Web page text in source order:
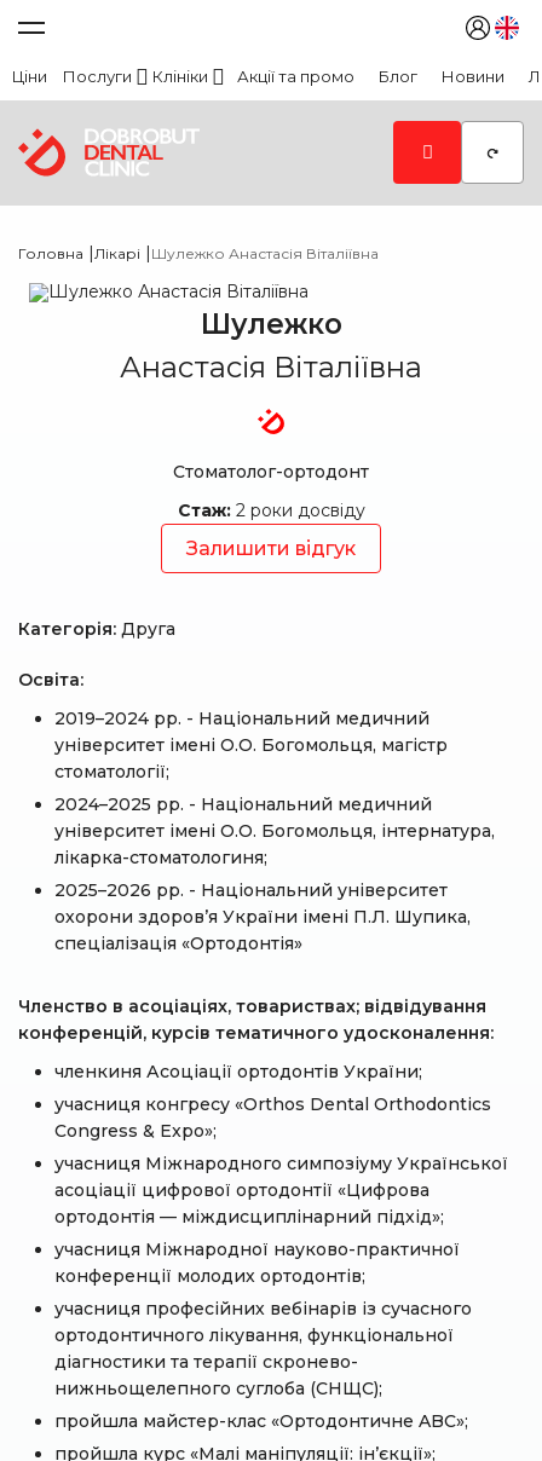
Ціни Послуги Клініки Акції та промо Блог Новини
Головна |Лікарі | Шулежко Анастасія Віталіївна
Шулежко
Анастасія Віталіївна
Стоматолог-ортодонт
Стаж:2 роки досвіду
Залишити відгук
Категорія: Друга
Освіта:
2019–2024 рр. - Національний медичний
університет імені О.О. Богомольця, магістр
стоматології;
2024–2025 рр. - Національний медичний
університет імені О.О. Богомольця, інтернатура,
лікарка-стоматологиня;
2025–2026 рр. - Національний університет
охорони здоров’я України імені П.Л. Шупика,
спеціалізація «Ортодонтія»
Членство в асоціаціях, товариствах; відвідування
конференцій, курсів тематичного удосконалення:
членкиня Асоціації ортодонтів України;
учасниця конгресу «Orthos Dental Orthodontics
Congress & Expo»;
учасниця Міжнародного симпозіуму Української
асоціації цифрової ортодонтії «Цифрова
ортодонтія — міждисциплінарний підхід»;
учасниця Міжнародної науково-практичної
конференції молодих ортодонтів;
учасниця професійних вебінарів із сучасного
ортодонтичного лікування, функціональної
діагностики та терапії скронево-
нижньощелепного суглоба (СНЩС);
пройшла майстер-клас «Ортодонтичне ABC»;
пройшла курс «Малі маніпуляції: ін’єкції»;